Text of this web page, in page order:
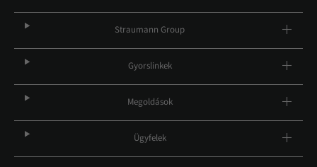
Straumann Group
Gyorslinkek
Megoldások
Ügyfelek